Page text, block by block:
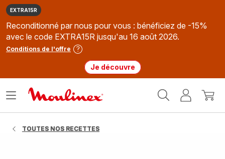
EXTRA15R
Reconditionné par nous pour vous : bénéficiez de -15%
avec le code EXTRA15R jusqu'au 16 août 2026.
Conditions de l'offre
Je découvre
MonMon
Ouvrir
TOUTES NOS RECETTES